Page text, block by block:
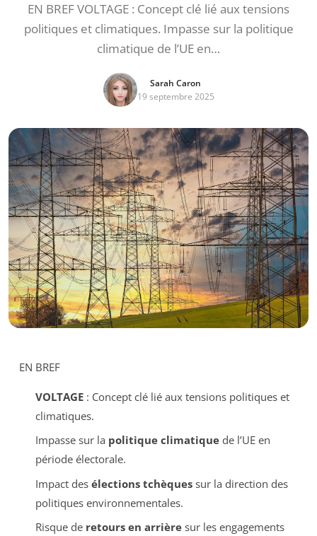
EN BREF VOLTAGE : Concept clé lié aux tensions
politiques et climatiques. Impasse sur la politique
climatique de l’UE en…
Sarah Caron
19 septembre 2025
EN BREF
VOLTAGE: Concept clé lié aux tensions politiques et
climatiques.
Impasse sur la politique climatiquede l’UE en
période électorale.
Impact des élections tchèquessur la direction des
politiques environnementales.
Risque de retours en arrièresur les engagements